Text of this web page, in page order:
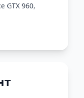
GTX 960,